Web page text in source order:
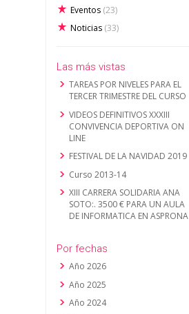
Eventos (23)
Noticias (33)
Las más vistas
TAREAS POR NIVELES PARA EL
TERCER TRIMESTRE DEL CURSO
VIDEOS DEFINITIVOS XXXIII
CONVIVENCIA DEPORTIVA ON
LINE
FESTIVAL DE LA NAVIDAD 2019
Curso 2013-14
XIII CARRERA SOLIDARIA ANA
SOTO:. 3500 € PARA UN AULA
DE INFORMATICA EN ASPRONA
Por fechas
Año 2026
Año 2025
Año 2024